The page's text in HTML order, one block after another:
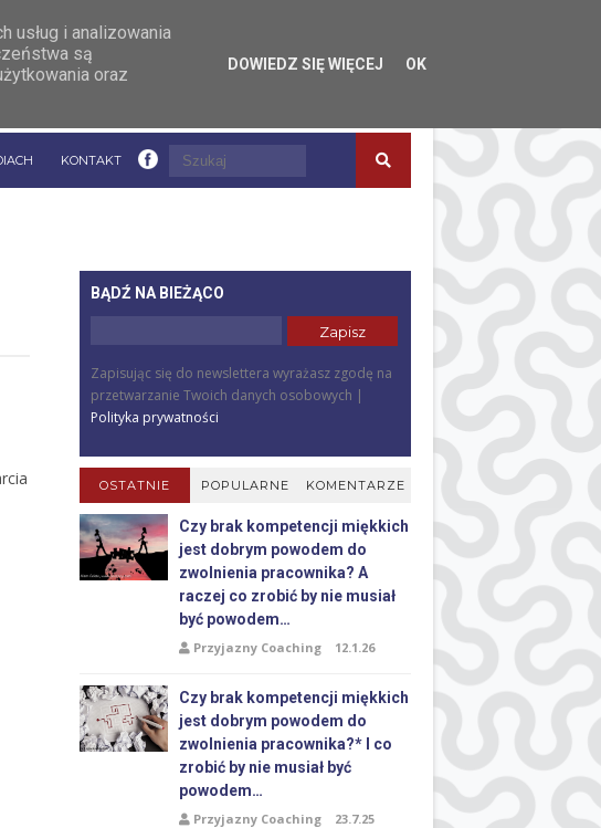
KONTAKT
BĄDŹ NA BIEŻĄCO
Zapisując się do newslettera wyrażasz zgodę na
przetwarzanie Twoich danych osobowych |
Polityka prywatności
OSTATNIE POPULARNE KOMENTARZE
Czy brak kompetencji miękkich
jest dobrym powodem do
zwolnienia pracownika? A
raczej co zrobić by nie musiał
być powodem…
Przyjazny Coaching 12.1.26
Czy brak kompetencji miękkich
jest dobrym powodem do
zwolnienia pracownika?* I co
zrobić by nie musiał być
powodem…
Przyjazny Coaching 23.7.25
usług i analizowania
są
oraz
DOWIEDZ SIĘ WIĘCEJ OK